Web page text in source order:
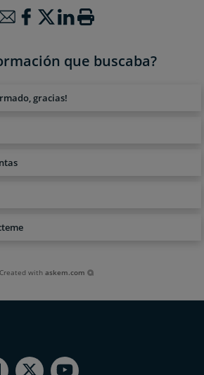
que buscaba?
gracias!
Created withaskem.com